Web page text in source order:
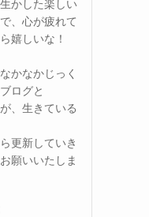
、心が疲れて
嬉しいな！
かなかじっく
ログと
、生きている
更新していき
願いいたしま